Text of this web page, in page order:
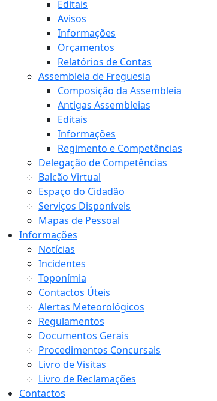
Editais
Avisos
Informações
Orçamentos
Relatórios de Contas
Assembleia de Freguesia
Composição da Assembleia
Antigas Assembleias
Editais
Informações
Regimento e Competências
Delegação de Competências
Balcão Virtual
Espaço do Cidadão
Serviços Disponíveis
Mapas de Pessoal
Informações
Notícias
Incidentes
Toponímia
Contactos Úteis
Alertas Meteorológicos
Regulamentos
Documentos Gerais
Procedimentos Concursais
Livro de Visitas
Livro de Reclamações
Contactos